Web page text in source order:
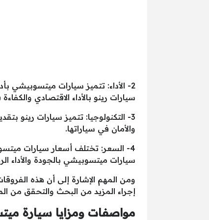
2- الأداء: تتميز سيارات ميتسوبيشي
سيارات رينو بالأداء الاقتصادي
3- التكنولوجيا: تتميز سيارات رينو
والأمان في سياراتها.
4- السعر: تختلف أسعار سيارات
سيارات ميتسوبيشي بالجودة والأداء
ومن المهم الإشارة إلى أن هذه
إجراء المزيد من البحث والتحقق من
مواصفات ومزايا سيارة